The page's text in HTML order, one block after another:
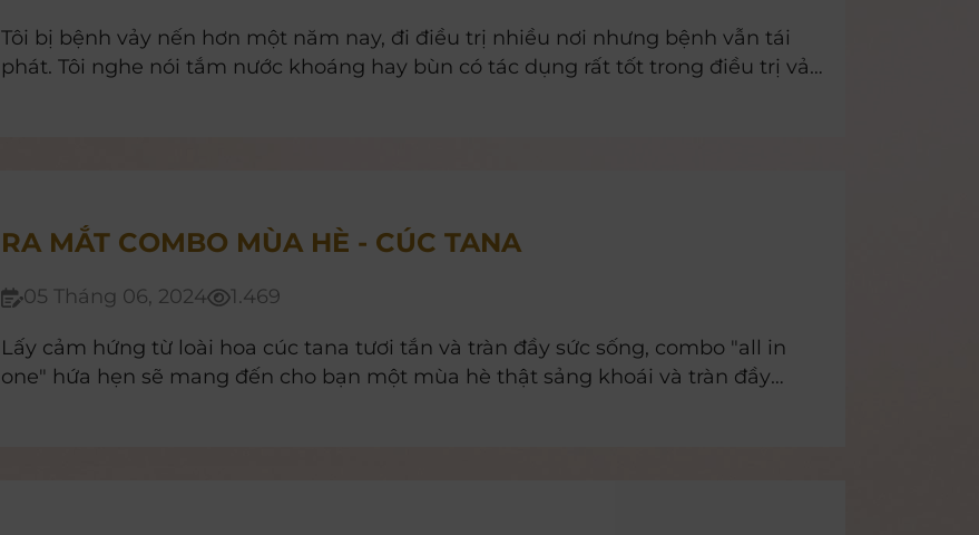
Tôi bị bệnh vảy nến hơn một năm nay, đi điều trị nhiều nơi nhưng bệnh vẫn tái
phát. Tôi nghe nói tắm nước khoáng hay bùn có tác dụng rất tốt trong điều trị vảy
RA MẮT COMBO MÙA HÈ - CÚC TANA
05 Tháng 06, 2024 1.469
Lấy cảm hứng từ loài hoa cúc tana tươi tắn và tràn đầy sức sống, combo "all in
one" hứa hẹn sẽ mang đến cho bạn một mùa hè thật sảng khoái và tràn đầy